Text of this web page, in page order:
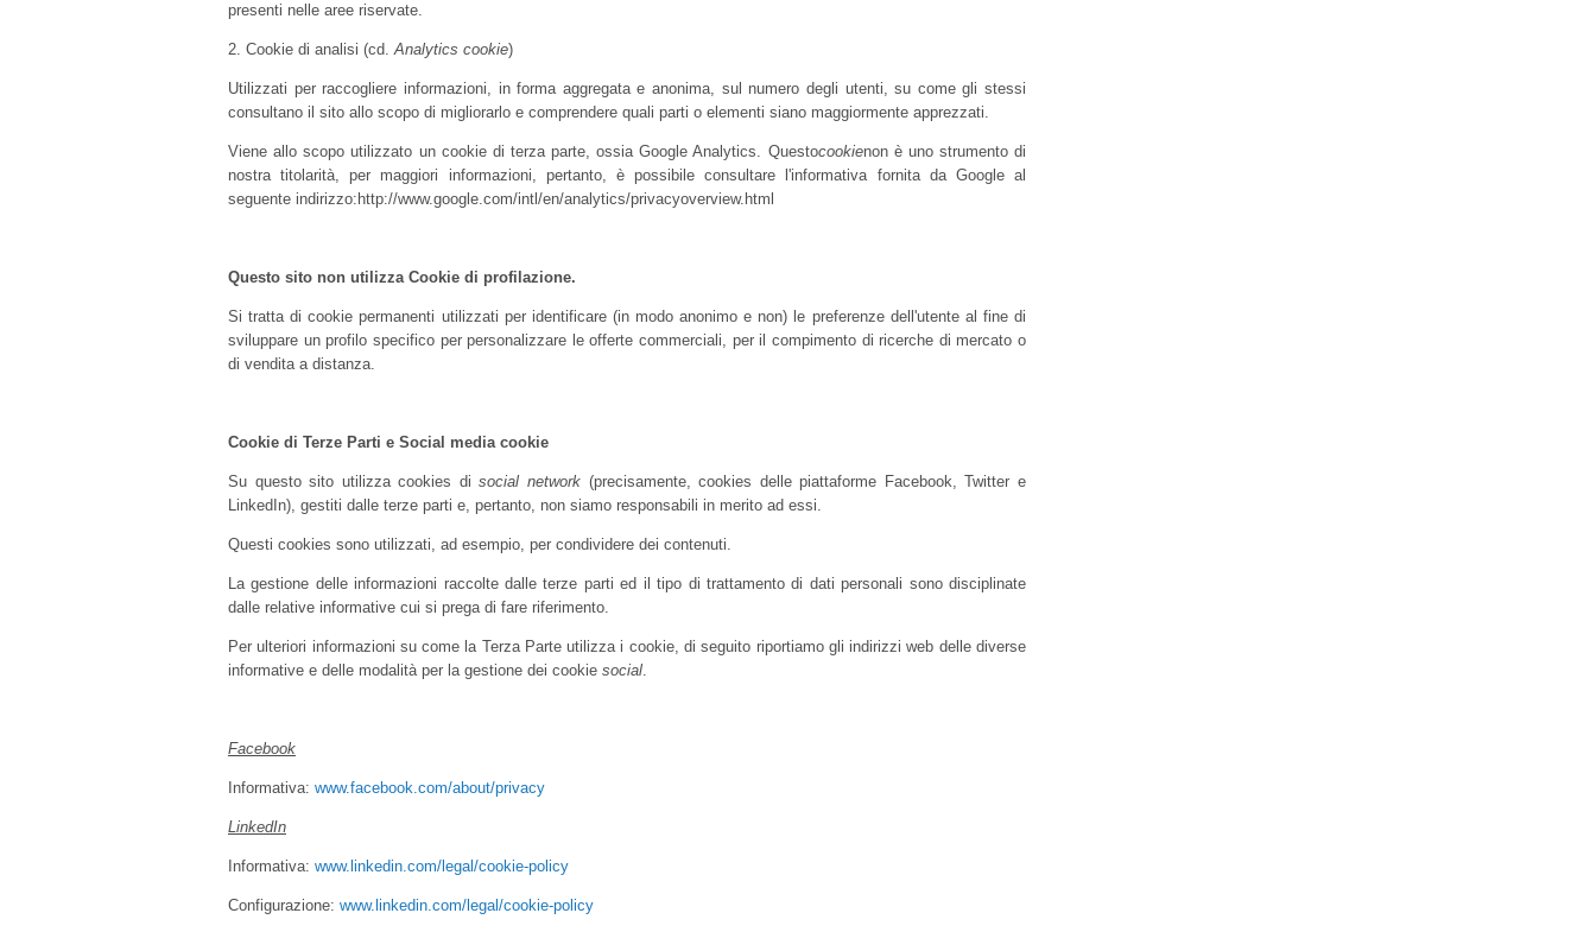
presenti nelle aree riservate.
2. Cookie di analisi (cd.Analytics cookie)
Utilizzati per raccogliere informazioni, in forma aggregata e anonima, sul numero degli utenti, su come gli stessi
consultano il sito allo scopo di migliorarlo e comprendere quali parti o elementi siano maggiormente apprezzati.
Viene allo scopo utilizzato un cookie di terza parte, ossia Google Analytics. Questocookienon è uno strumento di
nostra titolarità, per maggiori informazioni, pertanto, è possibile consultare l'informativa fornita da Google al
seguente indirizzo:http://www.google.com/intl/en/analytics/privacyoverview.html
Questo sito non utilizza Cookie di profilazione.
Si tratta di cookie permanenti utilizzati per identificare (in modo anonimo e non) le preferenze dell'utente al fine di
sviluppare un profilo specifico per personalizzare le offerte commerciali, per il compimento di ricerche di mercato o
di vendita a distanza.
Cookie di Terze Parti e Social media cookie
Su questo sito utilizza cookies disocial network (precisamente, cookies delle piattaforme Facebook, Twitter e
LinkedIn), gestiti dalle terze parti e, pertanto, non siamo responsabili in merito ad essi.
Questi cookies sono utilizzati, ad esempio, per condividere dei contenuti.
La gestione delle informazioni raccolte dalle terze parti ed il tipo di trattamento di dati personali sono disciplinate
dalle relative informative cui si prega di fare riferimento.
Per ulteriori informazioni su come la Terza Parte utilizza i cookie, di seguito riportiamo gli indirizzi web delle diverse
informative e delle modalità per la gestione dei cookie social.
Facebook
Informativa: www.facebook.com/about/privacy
LinkedIn
Informativa: www.linkedin.com/legal/cookie-policy
Configurazione: www.linkedin.com/legal/cookie-policy